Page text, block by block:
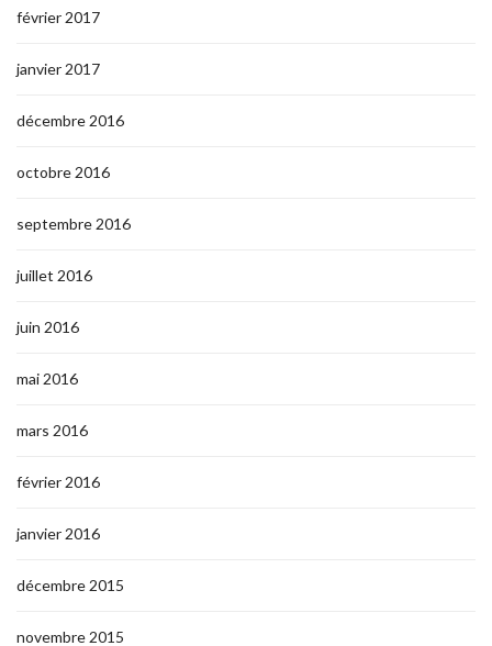
février 2017
janvier 2017
décembre 2016
octobre 2016
septembre 2016
juillet 2016
juin 2016
mai 2016
mars 2016
février 2016
janvier 2016
décembre 2015
novembre 2015